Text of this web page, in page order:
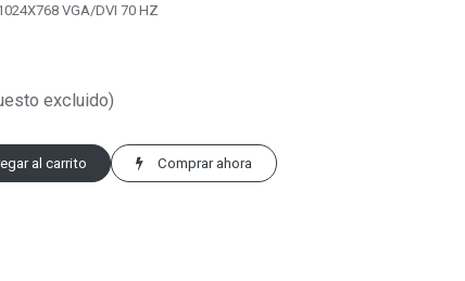
VGA/DVI 70 HZ
excluido)
al carrito Comprar ahora